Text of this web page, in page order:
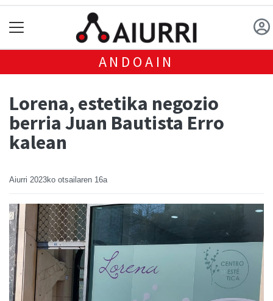
ANDOAIN
Lorena, estetika negozio
berria Juan Bautista Erro
kalean
Aiurri 2023ko otsailaren 16a